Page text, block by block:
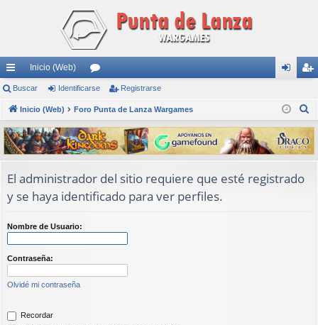
nl
ac
es
rá
pi
do
Inicio (Web)
or
os nti
fic
ar
ist
ra
rs
Buscar Identificarse Registrarse
Inicio (Web) Foro Punta de Lanza Wargames
s
c
El administrador del sitio requiere que esté registrado
y se haya identificado para ver perfiles.
Nombre de Usuario:
Contraseña:
Olvidé mi contraseña
Recordar